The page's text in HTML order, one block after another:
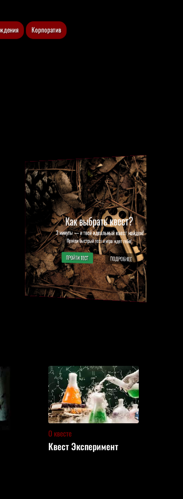
Корпоратив
Как выбрать квест?
3 минуты — и твой идеальный квест найден!
Пройди быстрый тест и игра ждет тебя!
ПОДРОБНЕЕ
ПРОЙТИ ТЕСТ
О квесте
Квест Эксперимент